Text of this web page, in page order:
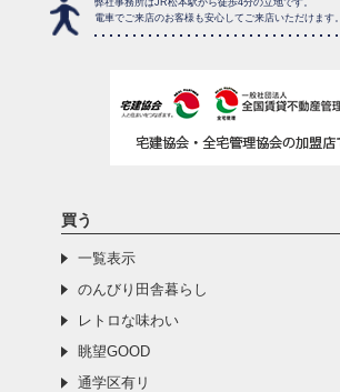
電車でご来店のお客様も安心してご来店いただけます。
買う
一覧表示
のんびり田舎暮らし
レトロな味わい
眺望GOOD
通学区有リ